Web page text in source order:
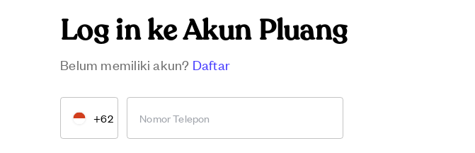
Log in ke Akun Pluang
Belum memiliki akun? Daftar
+62 Nomor Telepon